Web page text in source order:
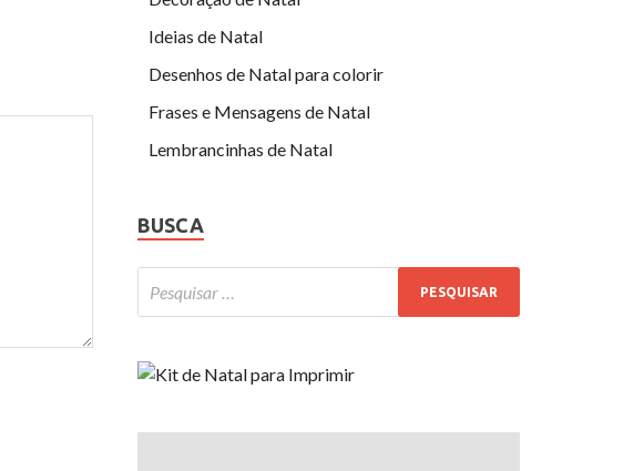
Ideias de Natal
Desenhos de Natal para colorir
Frases e Mensagens de Natal
Lembrancinhas de Natal
BUSCA